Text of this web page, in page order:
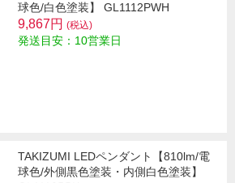
球色/白色塗装】 GL1112PWH
9,867円 (税込)
発送目安：10営業日
TAKIZUMI LEDペンダント【810lm/電
球色/外側黒色塗装・内側白色塗装】